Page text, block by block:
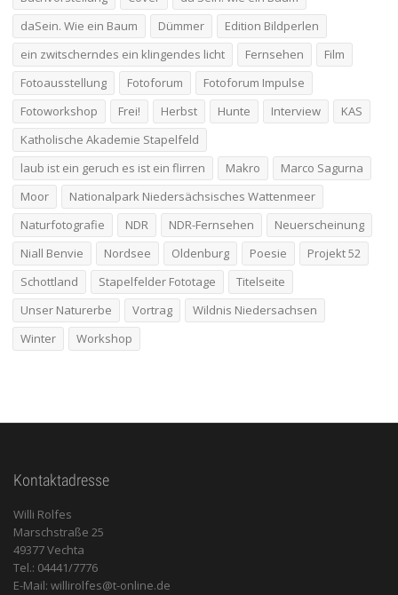
daSein. Wie ein Baum
Dümmer
Edition Bildperlen
ein zwitscherndes ein klingendes licht
Fernsehen
Film
Fotoausstellung
Fotoforum
Fotoforum Impulse
Fotoworkshop
Frei! Herbst Hunte Interview
KAS
Katholische Akademie Stapelfeld
laub ist ein geruch es ist ein flirren
Makro
Marco Sagurna
Moor
Nationalpark Niedersächsisches Wattenmeer
Naturfotografie
NDR NDR-Fernsehen
Neuerscheinung
Niall Benvie
Nordsee Oldenburg Poesie
Projekt 52
Schottland
Stapelfelder Fototage
Titelseite
Unser Naturerbe
Vortrag
Wildnis Niedersachsen
Winter
Workshop
Kontaktadresse
Willi Rolfes
Marschstraße 25
49377 Vechta
Tel.: 04441/7776
E-Mail: willirolfes@t-online.de